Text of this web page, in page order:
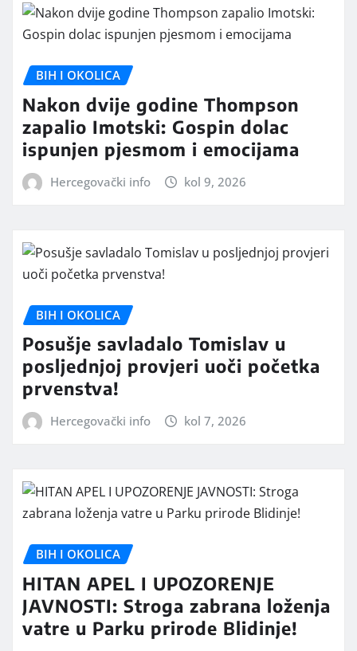
BIH I OKOLICA
Nakon dvije godine Thompson
zapalio Imotski: Gospin dolac
ispunjen pjesmom i emocijama
Hercegovački info kol 9, 2026
BIH I OKOLICA
Posušje savladalo Tomislav u
posljednjoj provjeri uoči početka
prvenstva!
Hercegovački info kol 7, 2026
BIH I OKOLICA
HITAN APEL I UPOZORENJE
JAVNOSTI: Stroga zabrana loženja
vatre u Parku prirode Blidinje!